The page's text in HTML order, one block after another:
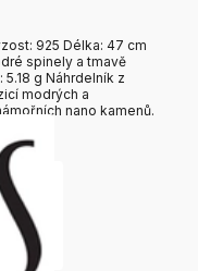
925 Délka: 47 cm
spinely a tmavě
g Náhrdelník z
modrých a
nano kamenů.